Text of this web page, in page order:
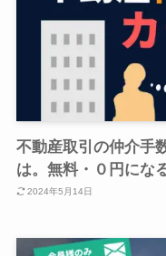
不動産取引の仲介手
は。無料・０円にな
2024年5月14日